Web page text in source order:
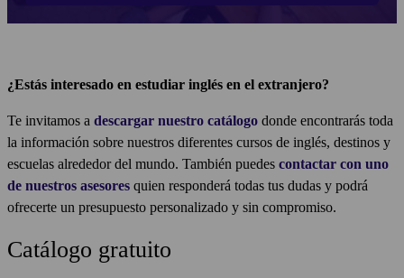
¿Estás interesado en estudiar inglés en el extranjero?
Te invitamos a descargar nuestro catálogo donde encontrarás toda
la información sobre nuestros diferentes cursos de inglés, destinos y
escuelas alrededor del mundo. También puedes contactar con uno
de nuestros asesores quien responderá todas tus dudas y podrá
ofrecerte un presupuesto personalizado y sin compromiso.
Catálogo gratuito